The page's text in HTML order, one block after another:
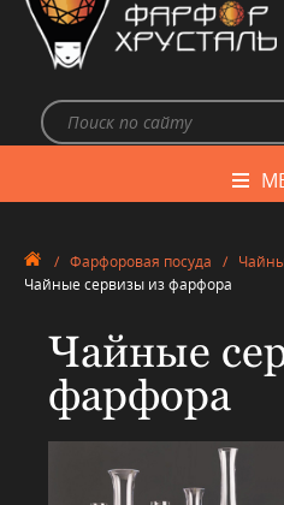
/ Фарфоровая посуда /
Чайные сервизы из фарфора
Чайные
фарфора